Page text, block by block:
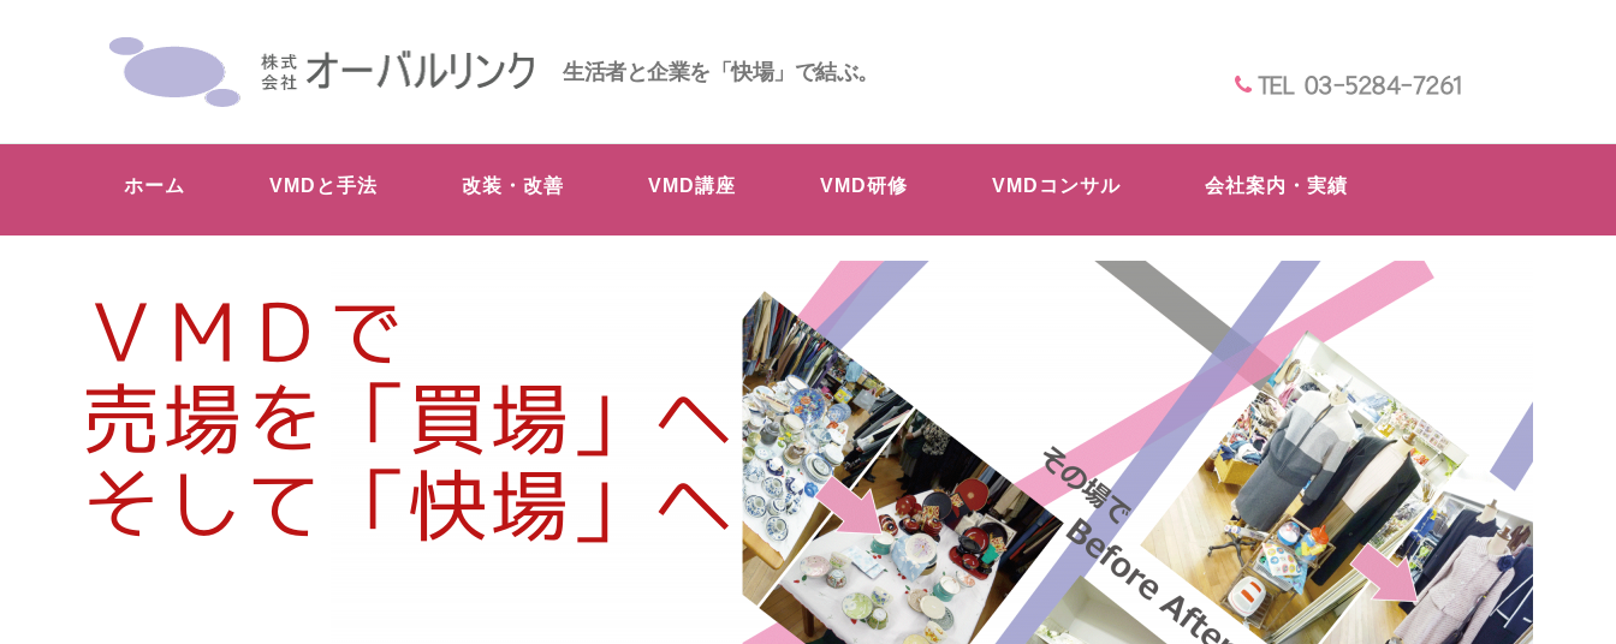
生活者と企業を「快場」で結ぶ。
TEL 03-5284-7261
ホーム VMDと手法 改装・改善 VMD講座 VMD研修 VMDコンサル 会社案内・実績
ＶＭＤで
売場を「買場」へ
そして「快場」へ